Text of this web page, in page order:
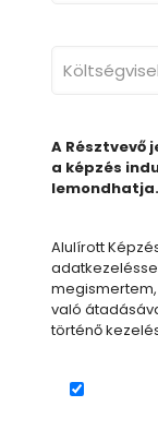
A Résztvevő
a képzés
lemondhatja.
Alulírott
való
történő